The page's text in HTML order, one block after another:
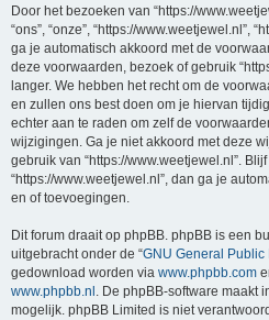
Door het bezoeken van “https://
“ons”, “onze”, “https://www.weetjewel.nl”,
ga je automatisch akkoord met de
deze voorwaarden, bezoek of gebruik
langer. We hebben het recht om de
en zullen ons best doen om je hiervan
echter aan te raden om zelf de
wijzigingen. Ga je niet akkoord met deze
gebruik van “https://www.weetjewel.nl”.
“https://www.weetjewel.nl”, dan ga je
en of toevoegingen.
Dit forum draait op phpBB. phpBB is een
uitgebracht onder de “GNU General Public
gedownload worden via www.phpbb.com
www.phpbb.nl . De phpBB-software maakt
mogelijk. phpBB Limited is niet